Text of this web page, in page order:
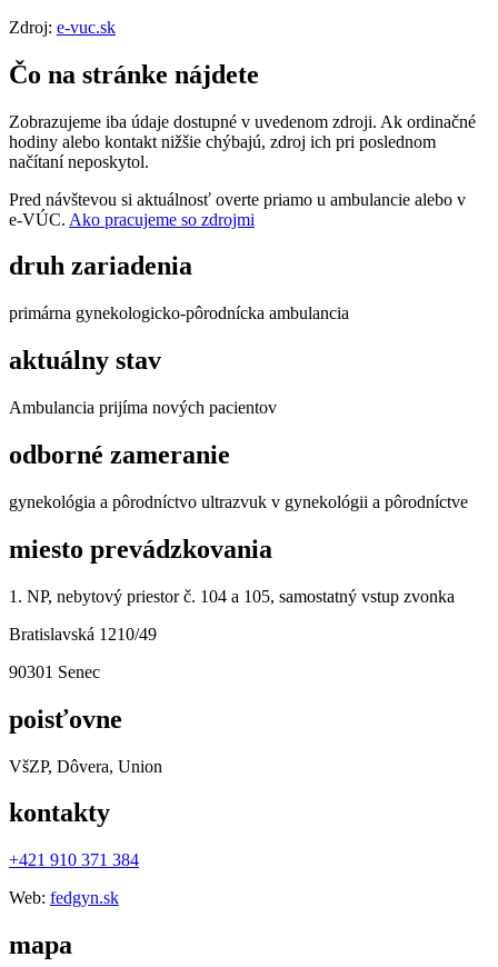
Zdroj: e-vuc.sk
Čo na stránke nájdete
Zobrazujeme iba údaje dostupné v uvedenom zdroji. Ak ordinačné
hodiny alebo kontakt nižšie chýbajú, zdroj ich pri poslednom
načítaní neposkytol.
Pred návštevou si aktuálnosť overte priamo u ambulancie alebo v
e‑VÚC. Ako pracujeme so zdrojmi
druh zariadenia
primárna gynekologicko-pôrodnícka ambulancia
aktuálny stav
Ambulancia prijíma nových pacientov
odborné zameranie
gynekológia a pôrodníctvo ultrazvuk v gynekológii a pôrodníctve
miesto prevádzkovania
1. NP, nebytový priestor č. 104 a 105, samostatný vstup zvonka
Bratislavská 1210/49
90301 Senec
poisťovne
VšZP, Dôvera, Union
kontakty
+421 910 371 384
Web: fedgyn.sk
mapa